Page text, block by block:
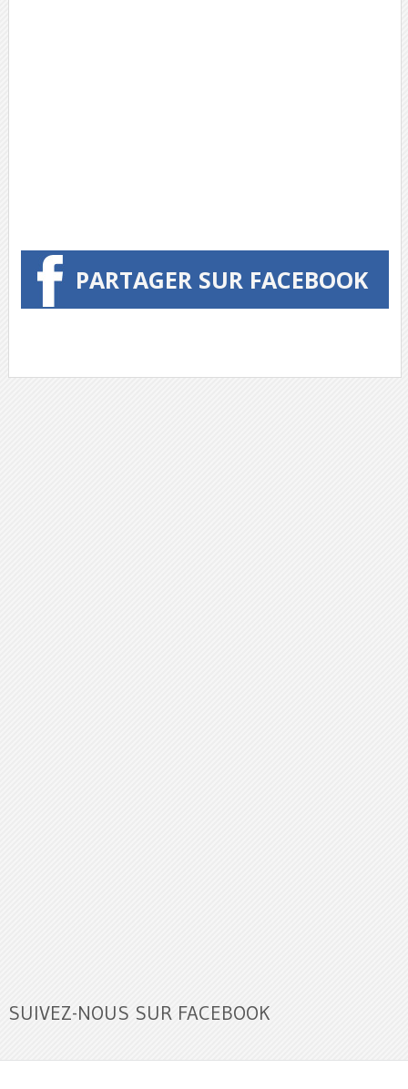
PARTAGER SUR FACEBOOK
SUIVEZ-NOUS SUR FACEBOOK